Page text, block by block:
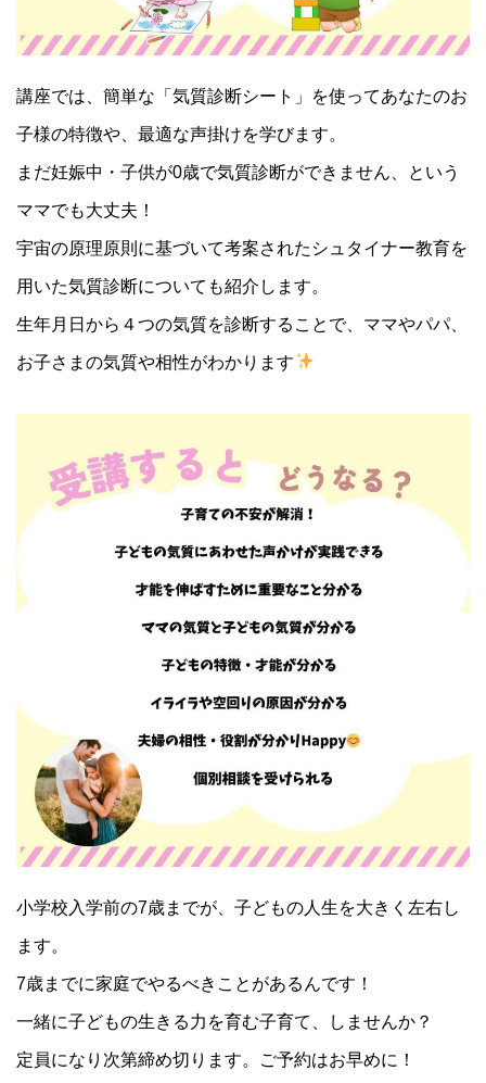
講座では、簡単な「気質診断シート」を使ってあなたのお
子様の特徴や、最適な声掛けを学びます。
まだ妊娠中・子供が0歳で気質診断ができません、という
ママでも大丈夫！
宇宙の原理原則に基づいて考案されたシュタイナー教育を
用いた気質診断についても紹介します。
生年月日から４つの気質を診断することで、ママやパパ、
お子さまの気質や相性がわかります
小学校入学前の7歳までが、子どもの人生を大きく左右し
ます。
7歳までに家庭でやるべきことがあるんです！
一緒に子どもの生きる力を育む子育て、しませんか？
定員になり次第締め切ります。ご予約はお早めに！